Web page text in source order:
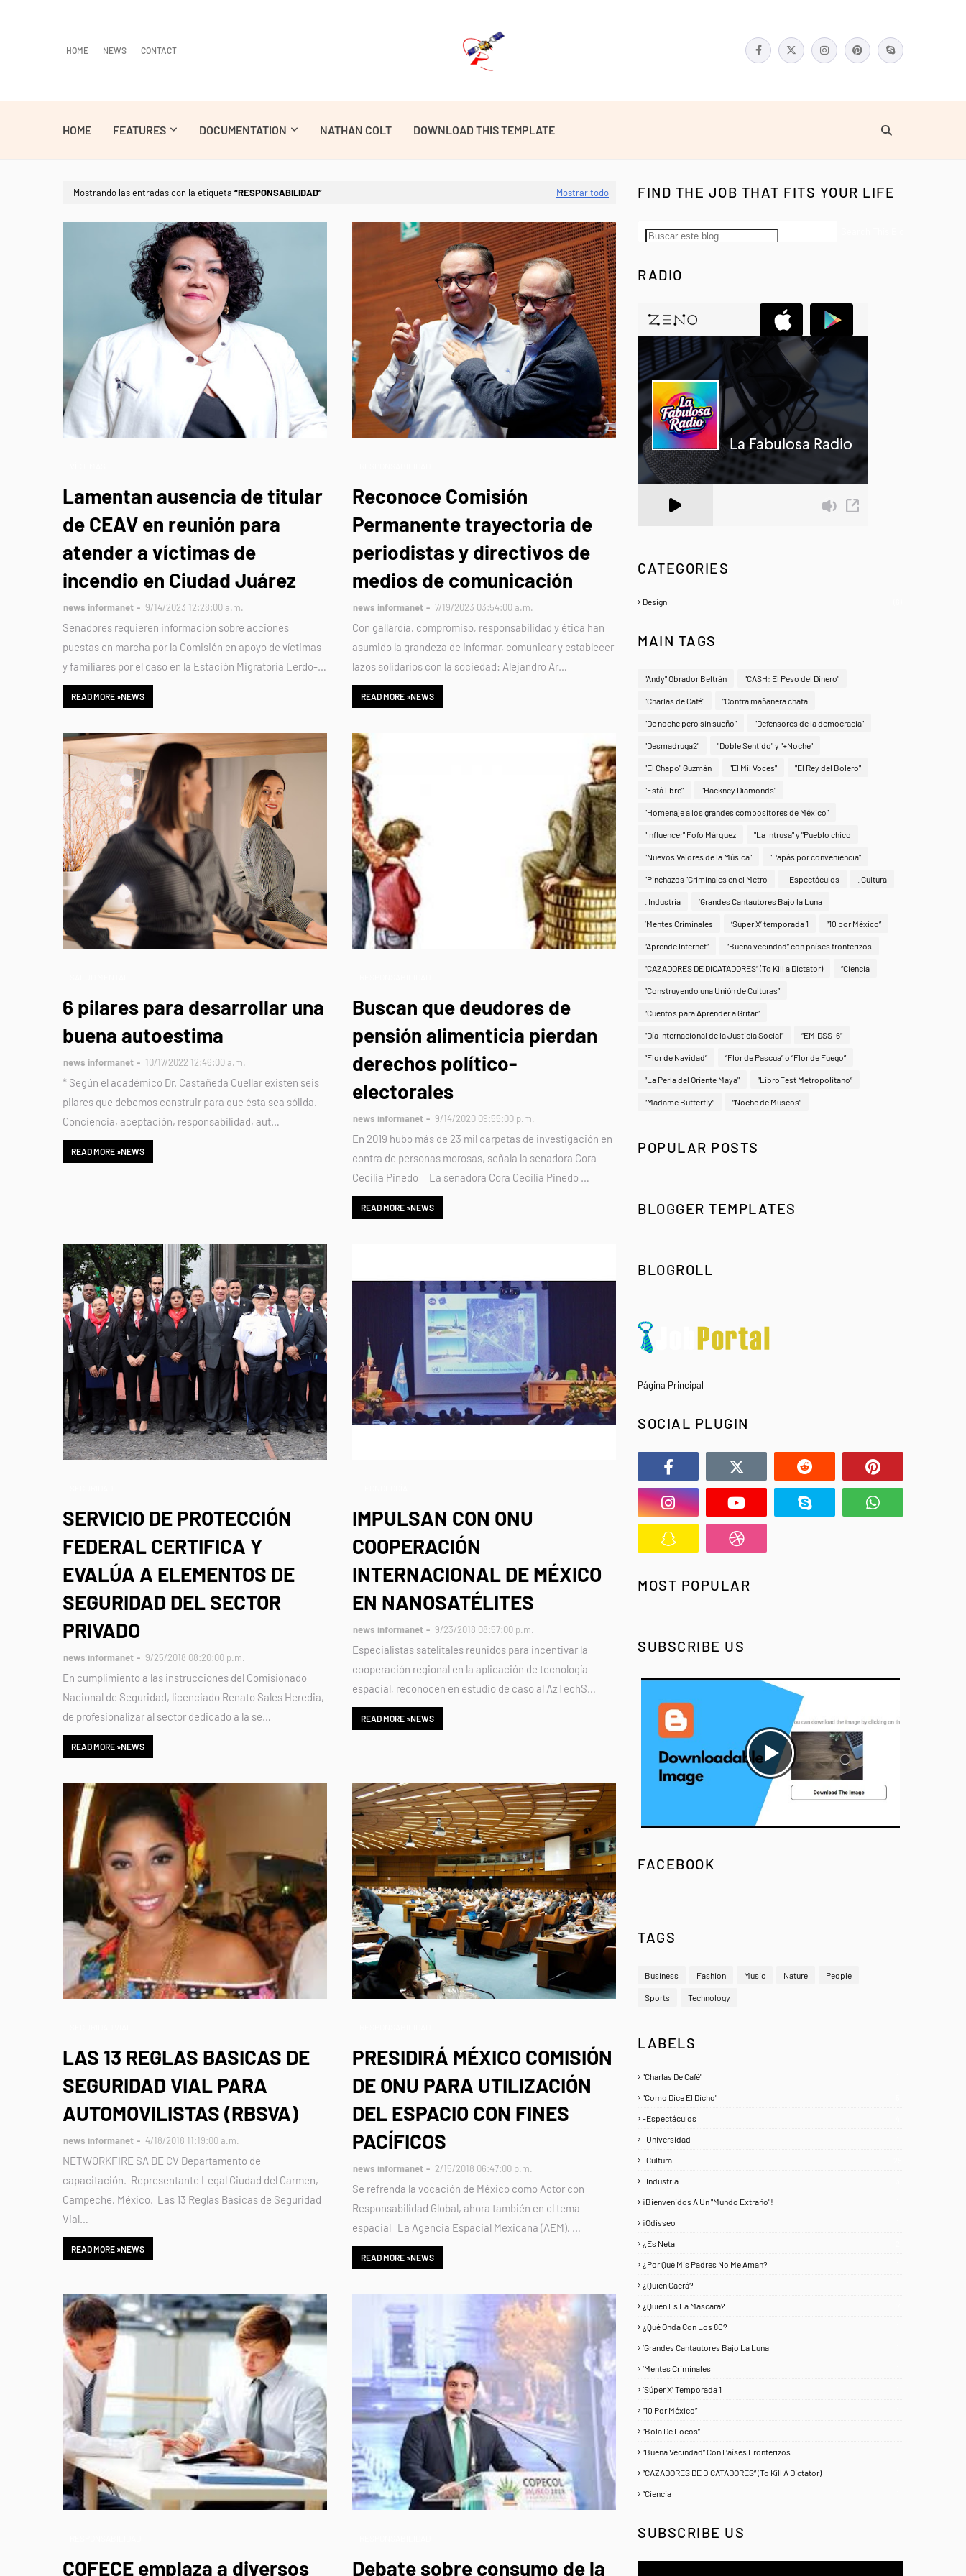
HOME NEWS CONTACT
HOME FEATURES DOCUMENTATION NATHAN COLT DOWNLOAD THIS TEMPLATE
Mostrando las entradas con la etiqueta RESPONSABILIDAD Mostrar todo
Lamentan ausencia de titular
de CEAV en reunión para
atender a víctimas de
incendio en Ciudad Juárez
news informanet 9/14/2023 12:28:00 a.m.
Senadores requieren información sobre acciones
puestas en marcha por la Comisión en apoyo de víctimas
y familiares por el caso en la Estación Migratoria Lerdo-…
READ MORE »NEWS
Reconoce Comisión
Permanente trayectoria de
periodistas y directivos de
medios de comunicación
news informanet 7/19/2023 03:54:00 a.m.
Con gallardía, compromiso, responsabilidad y ética han
asumido la grandeza de informar, comunicar y establecer
lazos solidarios con la sociedad: Alejandro Ar…
READ MORE »NEWS
6 pilares para desarrollar una
buena autoestima
news informanet 10/17/2022 12:46:00 a.m.
* Según el académico Dr. Castañeda Cuellar existen seis
pilares que debemos construir para que ésta sea sólida.
Conciencia, aceptación, responsabilidad, aut…
READ MORE »NEWS
Buscan que deudores de
pensión alimenticia pierdan
derechos político-
electorales
news informanet 9/14/2020 09:55:00 p.m.
En 2019 hubo más de 23 mil carpetas de investigación en
contra de personas morosas, señala la senadora Cora
Cecilia Pinedo La senadora Cora Cecilia Pinedo …
READ MORE »NEWS
SERVICIO DE PROTECCIÓN
FEDERAL CERTIFICA Y
EVALÚA A ELEMENTOS DE
SEGURIDAD DEL SECTOR
PRIVADO
news informanet 9/25/2018 08:20:00 p.m.
En cumplimiento a las instrucciones del Comisionado
Nacional de Seguridad, licenciado Renato Sales Heredia,
de profesionalizar al sector dedicado a la se…
READ MORE »NEWS
IMPULSAN CON ONU
COOPERACIÓN
INTERNACIONAL DE MÉXICO
EN NANOSATÉLITES
news informanet 9/23/2018 08:57:00 p.m.
Especialistas satelitales reunidos para incentivar la
cooperación regional en la aplicación de tecnología
espacial, reconocen en estudio de caso al AzTechS…
READ MORE »NEWS
LAS 13 REGLAS BASICAS DE
SEGURIDAD VIAL PARA
AUTOMOVILISTAS (RBSVA)
news informanet 4/18/2018 11:19:00 a.m.
NETWORKFIRE SA DE CV Departamento de
capacitación. Representante Legal Ciudad del Carmen,
Campeche, México. Las 13 Reglas Básicas de Seguridad
Vial…
READ MORE »NEWS
PRESIDIRÁ MÉXICO COMISIÓN
DE ONU PARA UTILIZACIÓN
DEL ESPACIO CON FINES
PACÍFICOS
news informanet 2/15/2018 06:47:00 p.m.
Se refrenda la vocación de México como Actor con
Responsabilidad Global, ahora también en el tema
espacial La Agencia Espacial Mexicana (AEM), …
READ MORE »NEWS
COFECE emplaza a diversos Debate sobre consumo de la
FIND THE JOB THAT FITS YOUR LIFE
RADIO
CATEGORIES
Design
MAIN TAGS
"Andy" Obrador Beltrán "CASH: El Peso del Dinero"
"Charlas de Café" "Contra mañanera chafa
"De noche pero sin sueño" "Defensores de la democracia"
"Desmadruga2" "Doble Sentido" y "+Noche"
"El Chapo" Guzmán "El Mil Voces" "El Rey del Bolero"
"Está libre" "Hackney Diamonds"
"Homenaje a los grandes compositores de México"
"Influencer" Fofo Márquez "La Intrusa" y "Pueblo chico
"Nuevos Valores de la Música" "Papás por conveniencia"
"Pinchazos "Criminales en el Metro -Espectáculos . Cultura
. Industria ‘Grandes Cantautores Bajo la Luna
‘Mentes Criminales ‘Súper X’ temporada 1 “10 por México”
“Aprende Internet” “Buena vecindad” con países fronterizos
“CAZADORES DE DICATADORES” (To Kill a Dictator) “Ciencia
“Construyendo una Unión de Culturas”
“Cuentos para Aprender a Gritar”
“Día Internacional de la Justicia Social” “EMIDSS-6”
“Flor de Navidad” “Flor de Pascua” o “Flor de Fuego”
“La Perla del Oriente Maya" “LibroFest Metropolitano”
“Madame Butterfly” “Noche de Museos”
POPULAR POSTS
BLOGGER TEMPLATES
BLOGROLL
Página Principal
SOCIAL PLUGIN
MOST POPULAR
SUBSCRIBE US
FACEBOOK
TAGS
Business Fashion Music Nature People
Sports Technology
LABELS
"Charlas De Café"
"Como Dice El Dicho"
-Espectáculos
-Universidad
. Cultura
. Industria
¡Bienvenidos A Un "Mundo Extraño"!
¡Odisseo
¿Es Neta
¿Por Qué Mis Padres No Me Aman?
¿Quién Caerá?
¿Quién Es La Máscara?
¿Qué Onda Con Los 80?
‘Grandes Cantautores Bajo La Luna
‘Mentes Criminales
‘Súper X’ Temporada 1
“10 Por México”
“Bola De Locos”
“Buena Vecindad” Con Países Fronterizos
“CAZADORES DE DICATADORES” (To Kill A Dictator)
“Ciencia
SUBSCRIBE US